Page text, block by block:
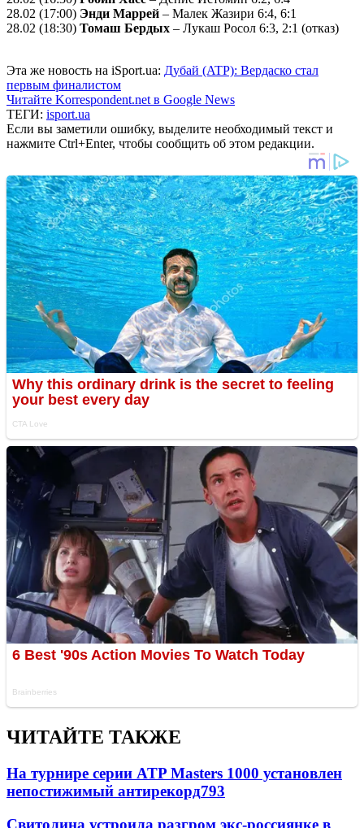
28.02 (17:00) Энди Маррей – Малек Жазири 6:4, 6:1
28.02 (18:30) Томаш Бердых – Лукаш Росол 6:3, 2:1 (отказ)
Эта же новость на iSport.ua: Дубай (ATP): Вердаско стал
первым финалистом
Читайте Korrespondent.net в Google News
ТЕГИ: isport.ua
Если вы заметили ошибку, выделите необходимый текст и
нажмите Ctrl+Enter, чтобы сообщить об этом редакции.
ЧИТАЙТЕ ТАКЖЕ
На турнире серии ATP Masters 1000 установлен
непостижимый антирекорд793
Свитолина устроила разгром экс-россиянке в